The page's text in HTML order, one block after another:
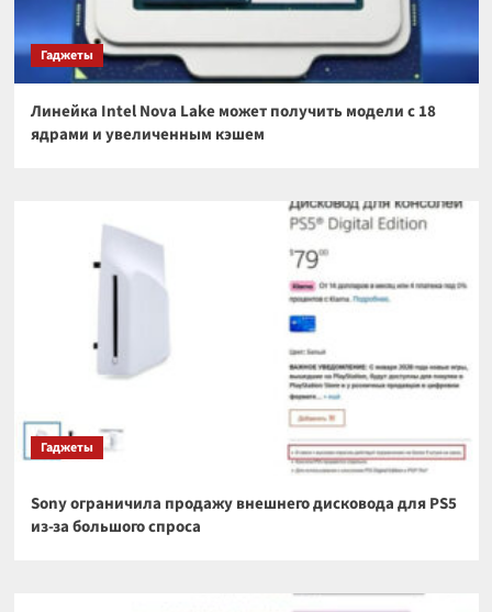
Гаджеты
Линейка Intel Nova Lake может получить модели с 18
ядрами и увеличенным кэшем
Гаджеты
Sony ограничила продажу внешнего дисковода для PS5
из-за большого спроса